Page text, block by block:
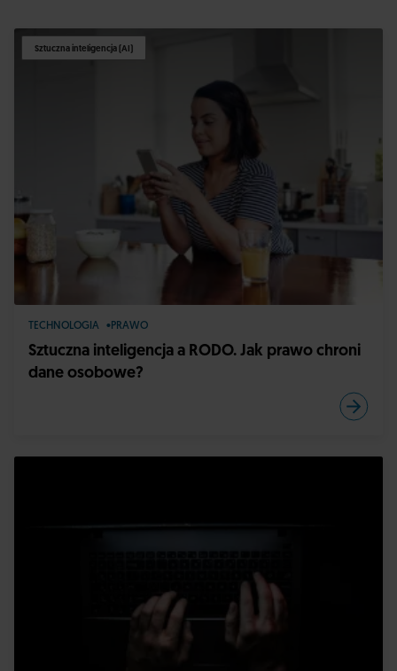
Sztuczna inteligencja (AI)
TECHNOLOGIA PRAWO
Sztuczna inteligencja a RODO. Jak prawo chroni
dane osobowe?